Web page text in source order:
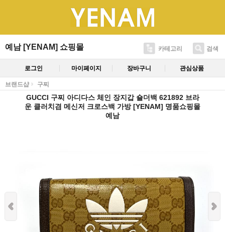
예남 [YENAM] 쇼핑몰 카테고리 검색
로그인 마이페이지 장바구니 관심상품
브랜드샵 구찌
GUCCI 구찌 아디다스 체인 장지갑 숄더백 621892 브라
운 클러치겸 메신저 크로스백 가방 [YENAM] 명품쇼핑몰
예남